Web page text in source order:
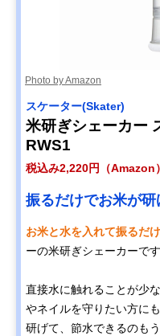
Photo by Amazon
スケーター(Skater)
米研ぎシェーカー
RWS1
税込み2,220円（Amazon）
振るだけでお米が
お米と水を入れて振るだ
ーの米研ぎシェーカーです
直接水に触れることが少
やネイルを守りたい方に
研げて、節水できるのも